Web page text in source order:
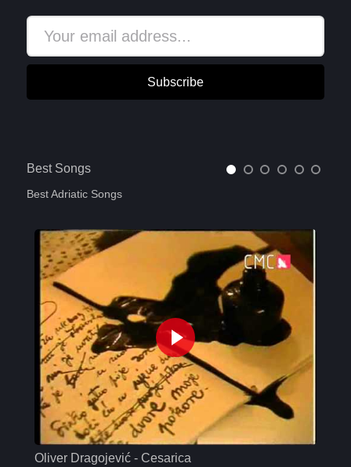
Subscribe
Best Songs
Best Adriatic Songs
Oliver Dragojević - Cesarica